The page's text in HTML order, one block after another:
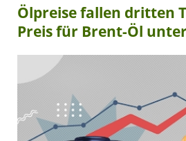
Ölpreise fallen dritten
Preis für Brent-Öl